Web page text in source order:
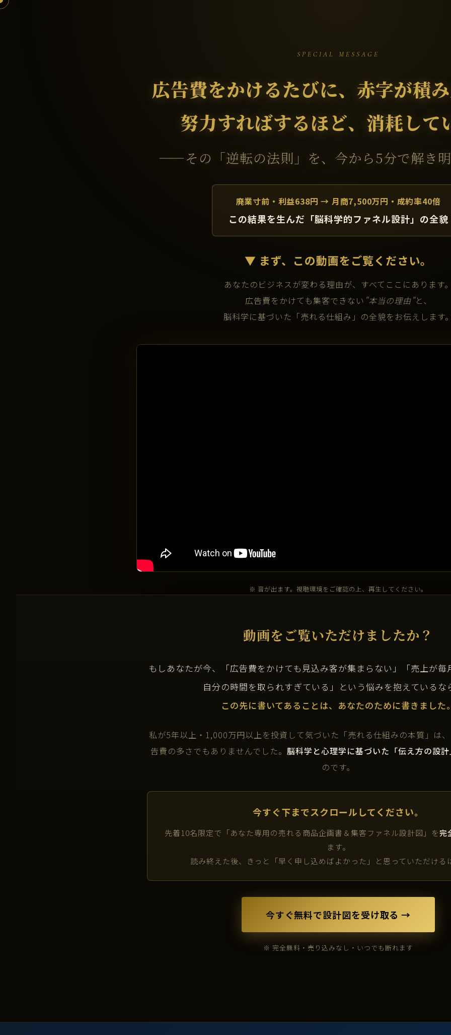
SPECIAL MESSAGE
広告費をかけるたびに、赤字が積
努力すればするほど、消耗して
——その「逆転の法則」を、今から5分で解き
廃業寸前・利益638円 → 月商7,500万円・成約率40倍
この結果を生んだ「脳科学的ファネル設計」の全貌
▼ まず、この動画をご覧ください。
あなたのビジネスが変わる理由が、すべてここにあります
広告費をかけても集客できない "本当の理由"と、
脳科学に基づいた「売れる仕組み」の全貌をお伝えします
※ 音が出ます。視聴環境をご確認の上、再生してください。
動画をご覧いただけましたか？
もしあなたが今、「広告費をかけても見込み客が集まらない」「売上が
自分の時間を取られすぎている」という悩みを抱えている
この先に書いてあることは、あなたのために書きました
私が5年以上・1,000万円以上を投資して気づいた「売れる仕組みの本質」は
告費の多さでもありませんでした。 脳科学と心理学に基づいた「伝え方の設
のです。
今すぐ下までスクロールしてください。
先着10名限定で「あなた専用の売れる商品企画書＆集客ファネル設計図」を完
ます。
読み終えた後、きっと「早く申し込めばよかった」と思っていただける
今すぐ無料で設計図を受け取る →
※ 完全無料・売り込みなし・いつでも断れます